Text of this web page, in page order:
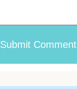
Submit Comment